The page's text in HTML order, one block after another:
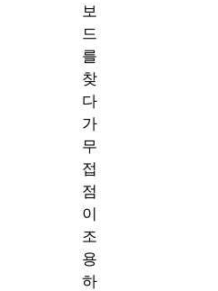
보
드
를
찾
다
가
무
접
점
이
조
용
하